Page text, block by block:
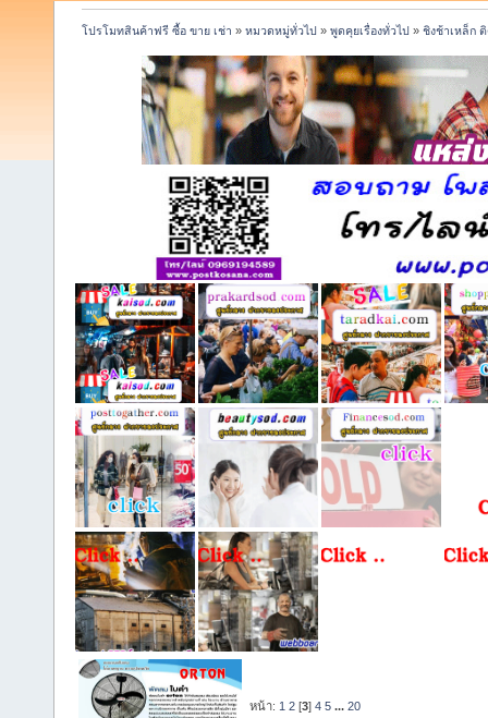
โปรโมทสินค้าฟรี ซื้อ ขาย เช่า »หมวดหมู่ทั่วไป »พูดคุยเรื่องทั่วไป »ชิงช้าเหล็ก
หน้า: 1 2 [3] 4 5 ... 20